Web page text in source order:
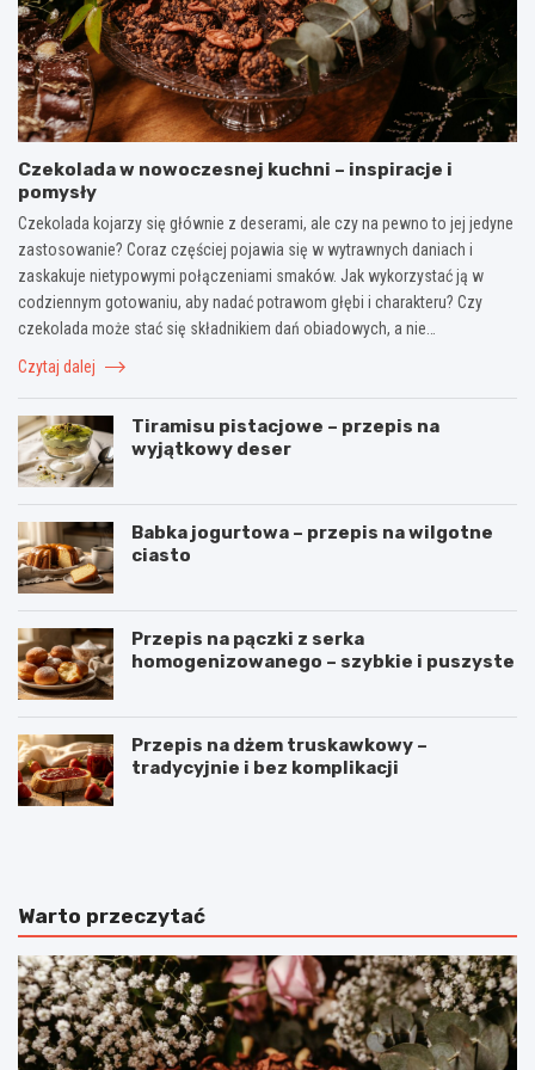
Czekolada w nowoczesnej kuchni – inspiracje i
pomysły
Czekolada kojarzy się głównie z deserami, ale czy na pewno to jej jedyne
zastosowanie? Coraz częściej pojawia się w wytrawnych daniach i
zaskakuje nietypowymi połączeniami smaków. Jak wykorzystać ją w
codziennym gotowaniu, aby nadać potrawom głębi i charakteru? Czy
czekolada może stać się składnikiem dań obiadowych, a nie…
Czytaj dalej
Tiramisu pistacjowe – przepis na
wyjątkowy deser
Babka jogurtowa – przepis na wilgotne
ciasto
Przepis na pączki z serka
homogenizowanego – szybkie i puszyste
Przepis na dżem truskawkowy –
tradycyjnie i bez komplikacji
B
z
k
i
m
l
e
c
O
z
p
o
m
i
d
o
Warto przeczytać